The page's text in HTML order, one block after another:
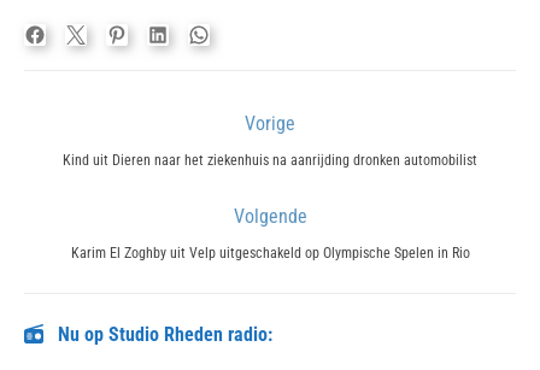
navigatie
Vorige
Previous
Kind uit Dieren naar het ziekenhuis na aanrijding dronken automobilist
Volgende
Next
Karim El Zoghby uit Velp uitgeschakeld op Olympische Spelen in Rio
Nu op Studio Rheden radio: